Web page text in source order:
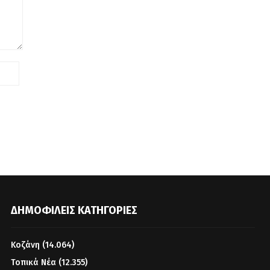
ΔΗΜΟΦΙΛΕΊΣ ΚΑΤΗΓΟΡΊΕΣ
Κοζάνη (14.064)
Τοπικά Νέα (12.355)